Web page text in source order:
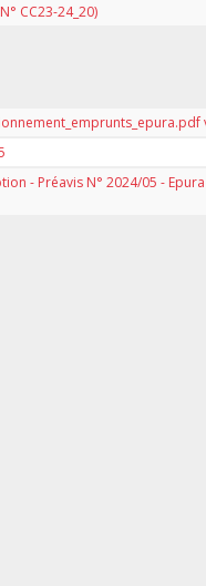
CC23-24_20)
- Préavis N° 2024/05 -